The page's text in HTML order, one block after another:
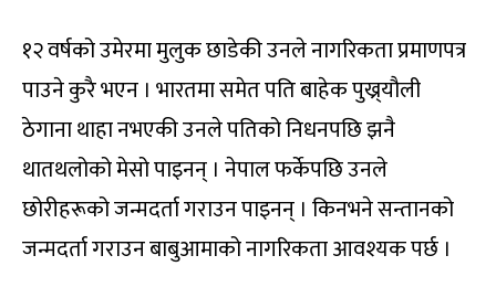
१२ वर्षको उमेरमा मुलुक छाडेकी उनले नागरिकता प्रमाणपत्र
पाउने कुरै भएन । भारतमा समेत पति बाहेक पुख्र्यौली
ठेगाना थाहा नभएकी उनले पतिको निधनपछि झनै
थातथलोको मेसो पाइनन् । नेपाल फर्केपछि उनले
छोरीहरूको जन्मदर्ता गराउन पाइनन् । किनभने सन्तानको
जन्मदर्ता गराउन बाबुआमाको नागरिकता आवश्यक पर्छ ।